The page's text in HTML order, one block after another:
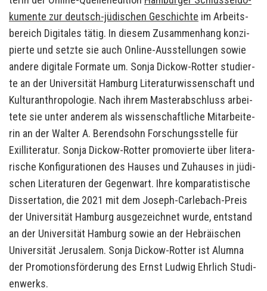
ku­men­te zur deutsch-​jüdischen Ge­schich­te im Ar­beits­
be­reich Di­gi­ta­les tätig. In die­sem Zu­sam­men­hang kon­zi­
pier­te und setz­te sie auch Online-​Ausstellungen sowie
an­de­re di­gi­ta­le For­ma­te um. Sonja Dickow-​Rotter stu­dier­
te an der Uni­ver­si­tät Ham­burg Li­te­ra­tur­wis­sen­schaft und
Kul­tur­anthro­po­lo­gie. Nach ihrem Mas­ter­ab­schluss ar­bei­
te­te sie unter an­de­rem als wis­sen­schaft­li­che Mit­ar­bei­te­
rin an der Wal­ter A. Be­rend­sohn For­schungs­stel­le für
Exil­li­te­ra­tur. Sonja Dickow-​Rotter pro­mo­vier­te über li­te­ra­
ri­sche Kon­fi­gu­ra­tio­nen des Hau­ses und Zu­hau­ses in jü­di­
schen Li­te­ra­tu­ren der Ge­gen­wart. Ihre kom­pa­ra­tis­ti­sche
Dis­ser­ta­ti­on, die 2021 mit dem Joseph-​Carlebach-Preis
der Uni­ver­si­tät Ham­burg aus­ge­zeich­net wurde, ent­stand
an der Uni­ver­si­tät Ham­burg sowie an der He­bräi­schen
Uni­ver­si­tät Je­ru­sa­lem. Sonja Dickow-​Rotter ist Alum­na
der Pro­mo­ti­ons­för­de­rung des Ernst Lud­wig Ehr­lich Stu­di­
en­werks.